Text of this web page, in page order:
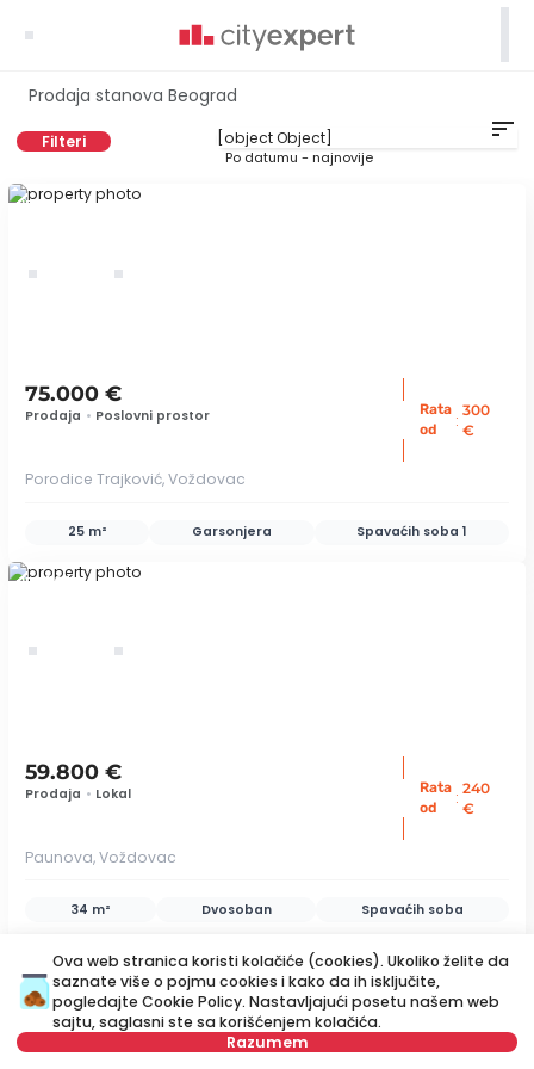
Prodaja stanova Beograd
Filteri sort
Po datumu - najnovije
ID 78778
75.000 €
Prodaja • Poslovni prostor
Rata
od
: 300
€
Porodice Trajković, Voždovac
25 m² Garsonjera Spavaćih soba 1
ID 61164
59.800 €
Prodaja • Lokal
Rata
od
: 240
€
Paunova, Voždovac
34 m² Dvosoban Spavaćih soba
ID 48497
saveSačuvajte pretragu
Ova web stranica koristi kolačiće (cookies). Ukoliko želite da
saznate više o pojmu cookies i kako da ih isključite,
pogledajte Cookie Policy. Nastavljajući posetu našem web
sajtu, saglasni ste sa korišćenjem kolačića.
Razumem